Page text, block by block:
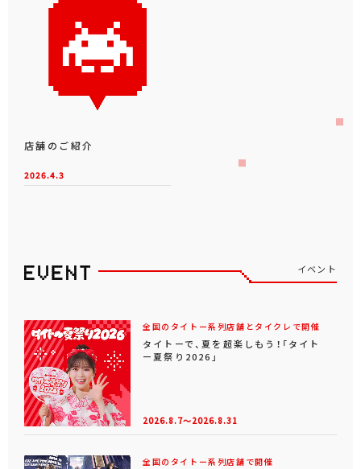
店舗のご紹介
2026.4.3
イベント
全国のタイトー系列店舗とタイクレで開催
タイトーで、夏を超楽しもう！「タイト
ー夏祭り2026」
2026.8.7～2026.8.31
全国のタイトー系列店舗で開催